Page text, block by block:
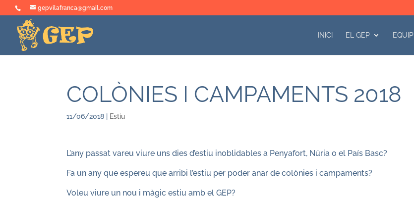
gepvilafranca@gmail.com
INICI EL GEP EQUIP
COLÒNIES I CAMPAMENTS 2018
11/06/2018 Estiu
L’any passat vareu viure uns dies d’estiu inoblidables a Penyafort, Núria o el País Basc?
Fa un any que espereu que arribi l’estiu per poder anar de colònies i campaments?
Voleu viure un nou i màgic estiu amb el GEP?